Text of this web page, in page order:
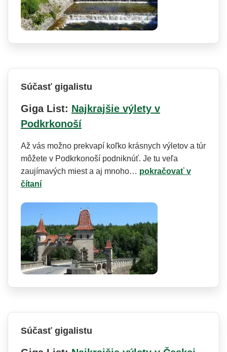
Súčasť gigalistu
Giga List: Najkrajšie výlety v
Podkrkonoší
Až vás možno prekvapí koľko krásnych výletov a túr
môžete v Podkrkonoší podniknúť. Je tu veľa
zaujímavých miest a aj mnoho… pokračovať v
čítaní
Súčasť gigalistu